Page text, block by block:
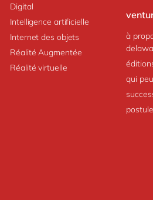
Digital
Intelligence artificielle
Internet des objets
Réalité Augmentée
Réalité virtuelle
à
qui